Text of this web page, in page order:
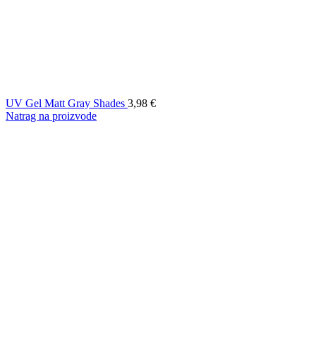
UV Gel Matt Gray Shades 3,98 €
Natrag na proizvode